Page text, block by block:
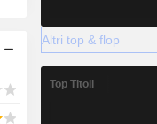
Altri top & flop
Top Titoli